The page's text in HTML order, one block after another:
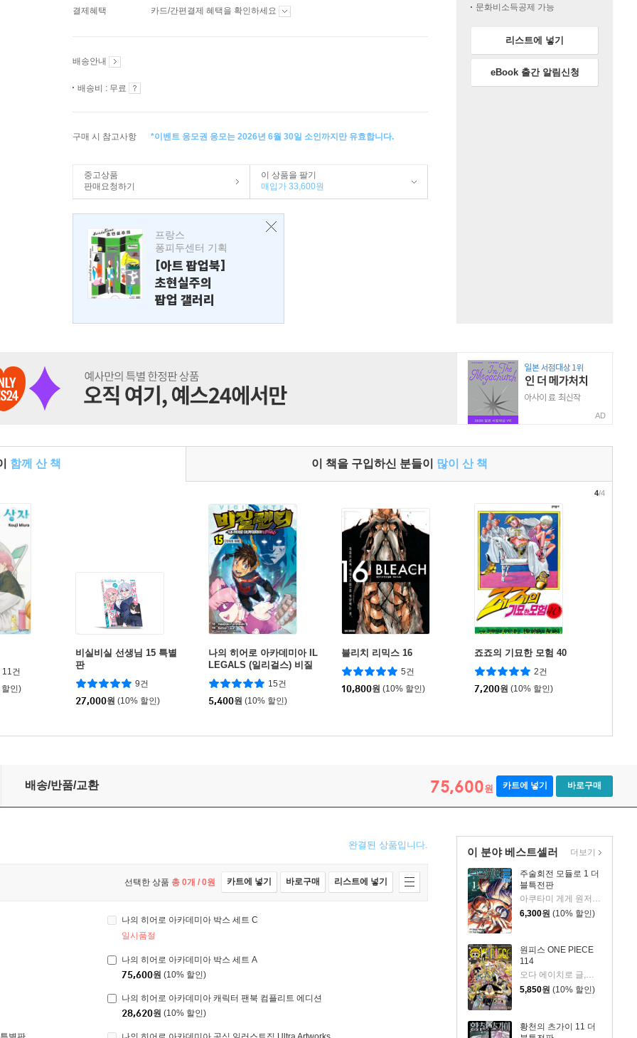
결제혜택 카드/간편결제 혜택을 확인하세요
배송안내
배송비 : 무료
구매 시 참고사항 *이벤트 응모권 응모는 2026년 6월 30일 소인까지만 유효합니다.
중고상품
판매요청하기
이 상품을 팔기
매입가 33,600원
프랑스
퐁피두센터 기획
[아트 팝업북]
초현실주의
팝업 갤러리
문화비소득공제 가능
리스트에 넣기
eBook 출간 알림신청
AD
함께 산 책 이 책을 구입하신 분들이 많이 산 책
11건
인)
비실비실 선생님 15 특별
판
9건
27,000원 (10% 할인)
나의 히어로 아카데미아 IL
LEGALS (일리걸스) 비질
랜티 15
15건
5,400원 (10% 할인)
블리치 리믹스 16
5건
10,800원 (10% 할인)
죠죠의 기묘한 모험 40
2건
7,200원 (10% 할인)
4/4
배송/반품/교환 75,600원 카트에 넣기 바로구매
이 분야 베스트셀러
주술회전 모듈로 1 더
블특전판
아쿠타미 게게 원저/Yuji Iwasaki 글그림/이정운 역
6,300원 (10% 할인)
원피스 ONE PIECE
114
오다 에이치로 글,그림
5,850원 (10% 할인)
황천의 츠가이 11 더
더보기
완결된 상품입니다.
선택한 상품 총 0개 / 0원 카트에 넣기 바로구매 리스트에 넣기
나의 히어로 아카데미아 박스 세트 C
일시품절
나의 히어로 아카데미아 박스 세트 A
75,600원 (10% 할인)
나의 히어로 아카데미아 캐릭터 팬북 컴플리트 에디션
28,620원 (10% 할인)